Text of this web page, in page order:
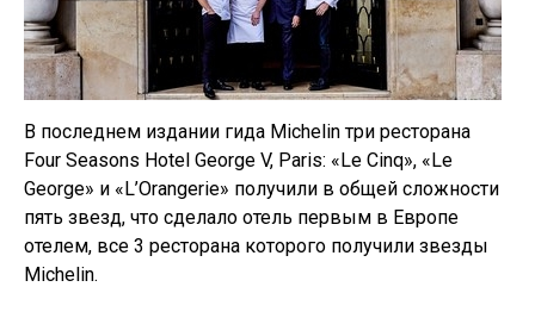
В последнем издании гида Michelin три ресторана
Four Seasons Hotel George V, Paris: «Le Cinq», «Le
George» и «L’Orangerie» получили в общей сложности
пять звезд, что сделало отель первым в Европе
отелем, все 3 ресторана которого получили звезды
Michelin.